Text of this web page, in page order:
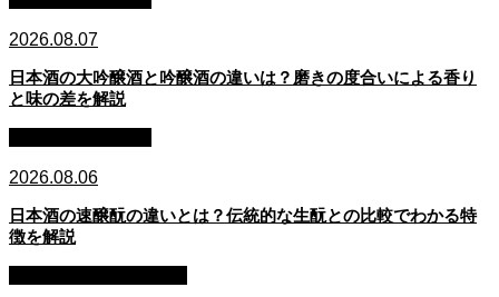
2026.08.07
日本酒の大吟醸酒と吟醸酒の違いは？磨きの度合いによる香り
と味の差を解説
2026.08.06
日本酒の速醸酛の違いとは？伝統的な生酛との比較でわかる特
徴を解説